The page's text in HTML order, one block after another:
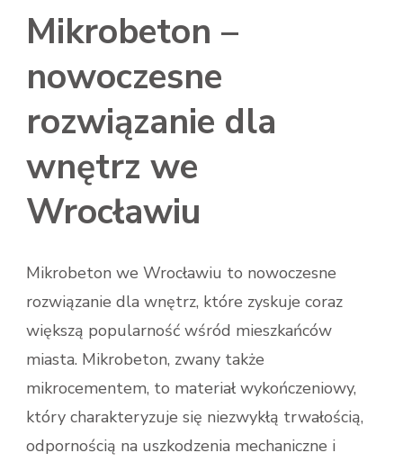
Mikrobeton –
nowoczesne
rozwiązanie dla
wnętrz we
Wrocławiu
Mikrobeton we Wrocławiu to nowoczesne
rozwiązanie dla wnętrz, które zyskuje coraz
większą popularność wśród mieszkańców
miasta. Mikrobeton, zwany także
mikrocementem, to materiał wykończeniowy,
który charakteryzuje się niezwykłą trwałością,
odpornością na uszkodzenia mechaniczne i